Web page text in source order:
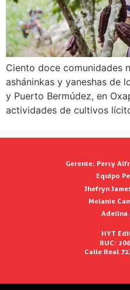
Ciento doce comunidades
asháninkas y yaneshas de
y Puerto Bermúdez, en
actividades de cultivos
Gerente: Percy
Equipo
Jhefryn
Melanie
Adelina
HYT
RUC:
Calle Real